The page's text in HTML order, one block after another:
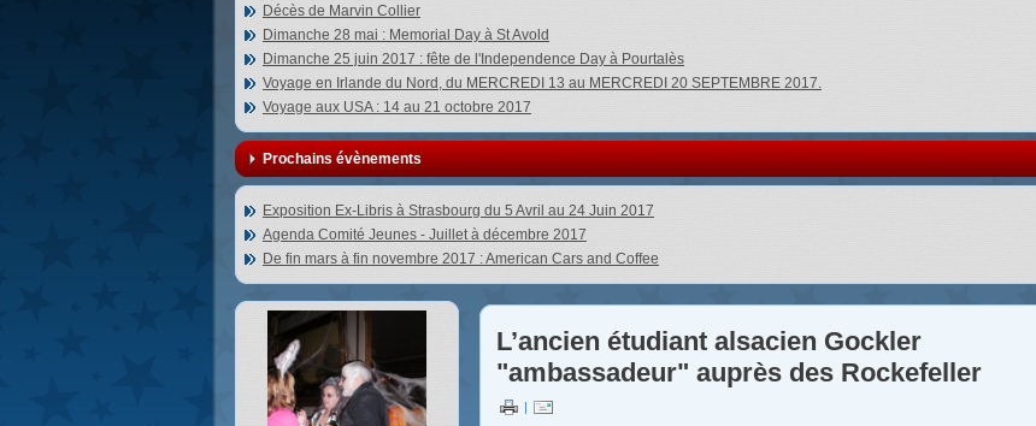
Décès de Marvin Collier
Dimanche 28 mai : Memorial Day à St Avold
Dimanche 25 juin 2017 : fête de l'Independence Day à Pourtalès
Voyage en Irlande du Nord, du MERCREDI 13 au MERCREDI 20 SEPTEMBRE 2017.
Voyage aux USA : 14 au 21 octobre 2017
Prochains évènements
Exposition Ex-Libris à Strasbourg du 5 Avril au 24 Juin 2017
Agenda Comité Jeunes - Juillet à décembre 2017
De fin mars à fin novembre 2017 : American Cars and Coffee
L’ancien étudiant alsacien Gockler
"ambassadeur" auprès des Rockefeller
|